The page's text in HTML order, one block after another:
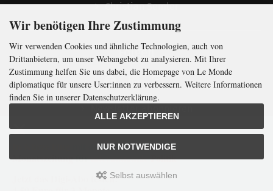
mit der weltweitgrößten
MonatszeitungfürinternationalePolitik
Jetzt das Digi-Abo testen:
Christian Semler
Folgen
LMd © 2026 | Template © 2009-2026 bymodified eCommerce Shopsoftware
Wir benötigen Ihre Zustimmung
Wir verwenden Cookies und ähnliche Technologien, auch von
Drittanbietern, um unser Webangebot zu analysieren. Mit Ihrer
Zustimmung helfen Sie uns dabei, die Homepage von Le Monde
diplomatique für unsere User:innen zu verbessern. Weitere Informationen
finden Sie in unserer Datenschutzerklärung.
ALLE AKZEPTIEREN
NUR NOTWENDIGE
Selbst auswählen